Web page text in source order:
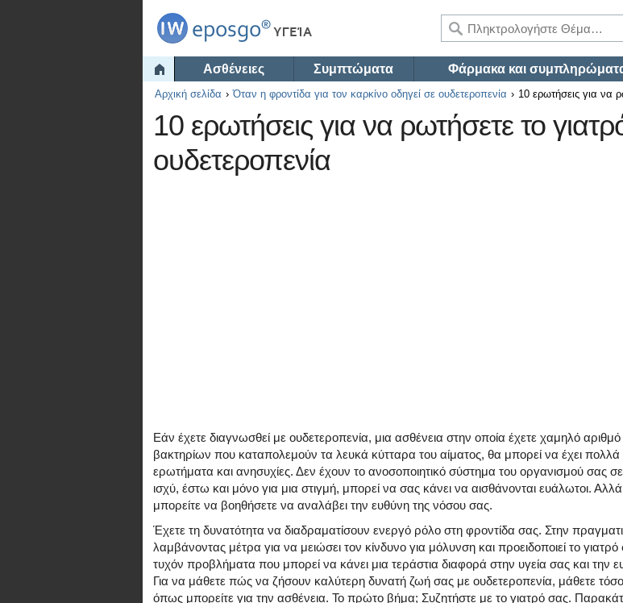
Ασθένειες Συμπτώματα Φάρμακα και
Αρχική σελίδα Όταν η φροντίδα για τον καρκίνο οδηγεί σε ουδετεροπενία 10 ερωτήσεις για να
10 ερωτήσεις για να ρωτήσετε το
ουδετεροπενία
Εάν έχετε διαγνωσθεί με ουδετεροπενία, μια ασθένεια στην οποία έχετε χαμηλό
βακτηρίων που καταπολεμούν τα λευκά κύτταρα του αίματος, θα μπορεί να έχει πολλά
ερωτήματα και ανησυχίες. Δεν έχουν το ανοσοποιητικό σύστημα του οργανισμού σας
ισχύ, έστω και μόνο για μια στιγμή, μπορεί να σας κάνει να αισθάνονται ευάλωτοι. Αλλά
μπορείτε να βοηθήσετε να αναλάβει την ευθύνη της νόσου σας.
Έχετε τη δυνατότητα να διαδραματίσουν ενεργό ρόλο στη φροντίδα σας. Στην
λαμβάνοντας μέτρα για να μειώσει τον κίνδυνο για μόλυνση και προειδοποιεί το γιατρό
τυχόν προβλήματα που μπορεί να κάνει μια τεράστια διαφορά στην υγεία σας και την
Για να μάθετε πώς να ζήσουν καλύτερη δυνατή ζωή σας με ουδετεροπενία, μάθετε
όπως μπορείτε για την ασθένεια. Το πρώτο βήμα; Συζητήστε με το γιατρό σας.